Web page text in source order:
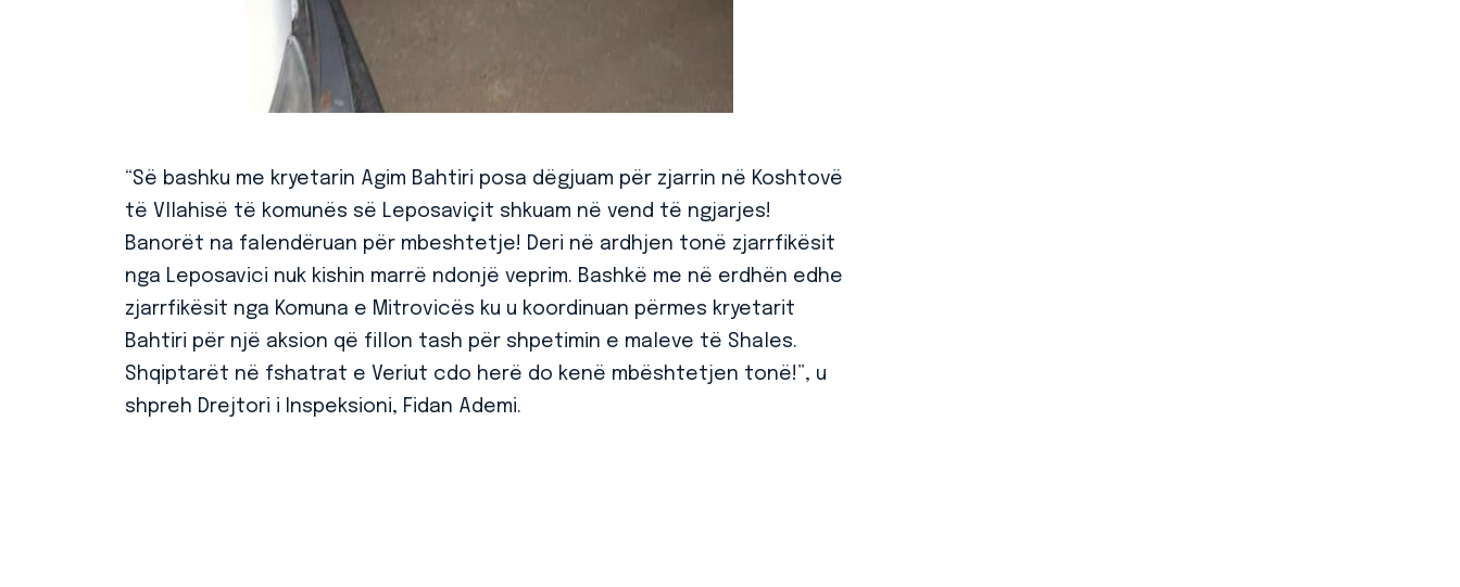
“Së bashku me kryetarin Agim Bahtiri posa dëgjuam për zjarrin në Koshtovë
të Vllahisë të komunës së Leposaviçit shkuam në vend të ngjarjes!
Banorët na falendëruan për mbeshtetje! Deri në ardhjen tonë zjarrfikësit
nga Leposavici nuk kishin marrë ndonjë veprim. Bashkë me në erdhën edhe
zjarrfikësit nga Komuna e Mitrovicës ku u koordinuan përmes kryetarit
Bahtiri për një aksion që fillon tash për shpetimin e maleve të Shales.
Shqiptarët në fshatrat e Veriut cdo herë do kenë mbështetjen tonë!”, u
shpreh Drejtori i Inspeksioni, Fidan Ademi.